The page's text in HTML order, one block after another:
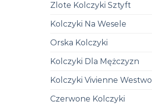
Zlote Kolczyki Sztyft
Kolczyki Na Wesele
Orska Kolczyki
Kolczyki Dla Mężczyzn
Kolczyki Vivienne
Czerwone Kolczyki